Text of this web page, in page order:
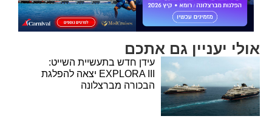
אולי יעניין גם אתכם
עידן חדש בתעשיית השייט:
EXPLORA III יצאה להפלגת
הבכורה מברצלונה